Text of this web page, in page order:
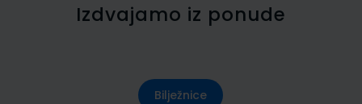
Izdvajamo iz ponude
Bilježnice